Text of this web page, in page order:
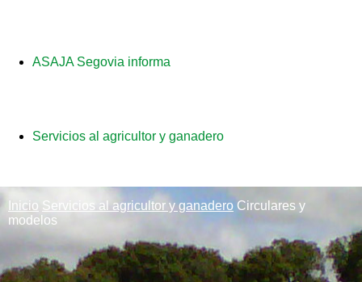
ASAJA Segovia informa
Servicios al agricultor y ganadero
Inicio Servicios al agricultor y ganadero Circulares y
modelos